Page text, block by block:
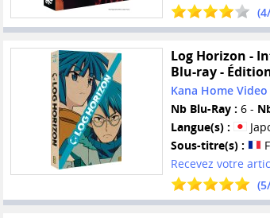
(4/
Log Horizon -
Blu-ray -
Kana Home Video
Nb Blu-Ray : 6 -
Langue(s) :
Sous-titre(s) :
Recevez votre
(5/